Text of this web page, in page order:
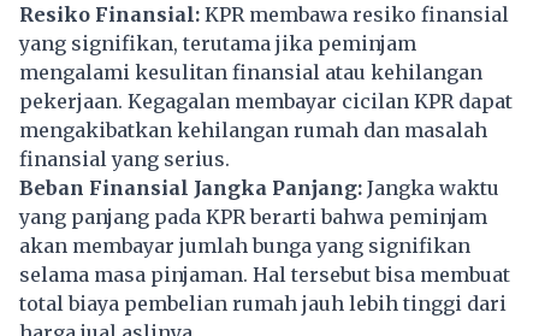
Resiko Finansial: KPR membawa resiko finansial
yang signifikan, terutama jika peminjam
mengalami kesulitan finansial atau kehilangan
pekerjaan. Kegagalan membayar cicilan KPR dapat
mengakibatkan kehilangan rumah dan masalah
finansial yang serius.
Beban Finansial Jangka Panjang: Jangka waktu
yang panjang pada KPR berarti bahwa peminjam
akan membayar jumlah bunga yang signifikan
selama masa pinjaman. Hal tersebut bisa membuat
total biaya pembelian rumah jauh lebih tinggi dari